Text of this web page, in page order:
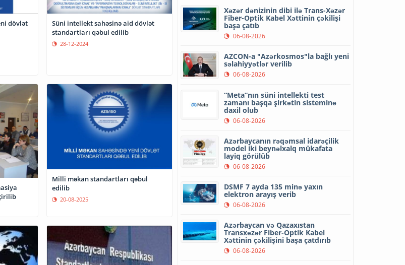
dövlət
Süni intellekt sahəsinə aid dövlət
standartları qəbul edilib
28-12-2024
Milli məkan standartları qəbul
edilib
20-08-2025
Xəzər dənizinin dibi ilə Trans-Xəzər
Fiber-Optik Kabel Xəttinin çəkilişi
başa çatıb
06-08-2026
AZCON-a "Azərkosmos"la bağlı yeni
səlahiyyətlər verilib
06-08-2026
“Meta”nın süni intellekti test
zamanı başqa şirkətin sisteminə
daxil olub
06-08-2026
Azərbaycanın rəqəmsal idarəçilik
model iki beynəlxalq mükafata
layiq görülüb
06-08-2026
DSMF 7 ayda 135 minə yaxın
elektron arayış verib
06-08-2026
Azərbaycan və Qazaxıstan
Transxəzər Fiber-Optik Kabel
Xəttinin çəkilişini başa çatdırıb
06-08-2026